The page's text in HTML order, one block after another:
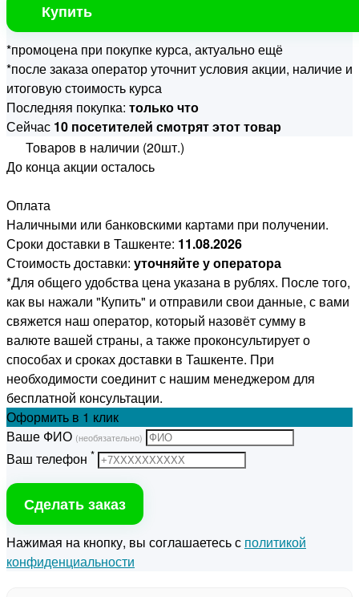
Купить
*промоцена при покупке курса, актуально ещё
*после заказа оператор уточнит условия акции, наличие и
итоговую стоимость курса
Последняя покупка: только что
Сейчас 10 посетителей смотрят этот товар
Товаров в наличии (20шт.)
До конца акции осталось
Оплата
Наличными или банковскими картами при получении.
Сроки доставки в Ташкенте: 11.08.2026
Стоимость доставки: уточняйте у оператора
*Для общего удобства цена указана в рублях. После того,
как вы нажали "Купить" и отправили свои данные, с вами
свяжется наш оператор, который назовёт сумму в
валюте вашей страны, а также проконсультирует о
способах и сроках доставки в Ташкенте. При
необходимости соединит с нашим менеджером для
бесплатной консультации.
Оформить в 1 клик
Ваше ФИО (необязательно)
Ваш телефон *
Сделать заказ
Нажимая на кнопку, вы соглашаетесь с политикой
конфиденциальности